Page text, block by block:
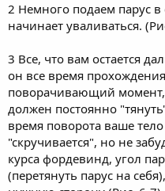
2 Немного подаем парус в
начинает уваливаться.
3 Все, что вам остается
он все время
поворачивающий
должен постоянно
время поворота ваше
"скручивается", но не
курса фордевинд, угол
(перетянуть парус на